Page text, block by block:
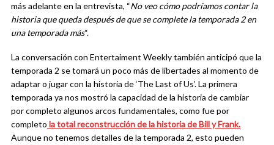
más adelante en la entrevista, “No veo cómo podríamos contar la
historia que queda después de que se complete la temporada 2 en
una temporada más“.
La conversación con Entertaiment Weekly también anticipó que la
temporada 2 se tomará un poco más de libertades al momento de
adaptar o jugar con la historia de ‘The Last of Us’. La primera
temporada ya nos mostró la capacidad de la historia de cambiar
por completo algunos arcos fundamentales, como fue por
completo la total reconstrucción de la historia de Bill y Frank.
Aunque no tenemos detalles de la temporada 2, esto pueden